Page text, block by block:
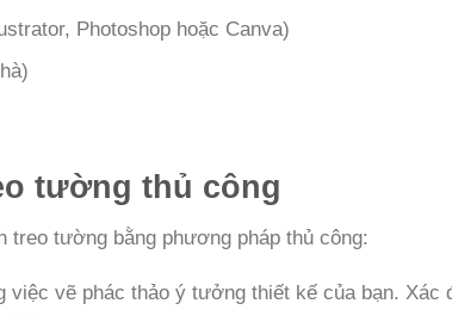
Photoshop hoặc Canva)
tường thủ công
treo tường bằng phương pháp thủ công:
việc vẽ phác thảo ý tưởng thiết kế của bạn.